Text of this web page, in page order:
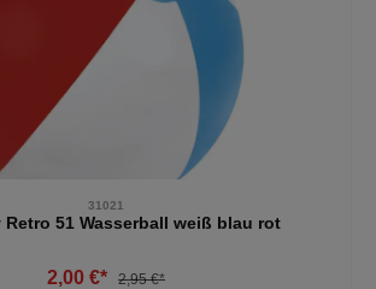
31021
Retro 51 Wasserball weiß blau rot
2,00 €* 2,95 €*